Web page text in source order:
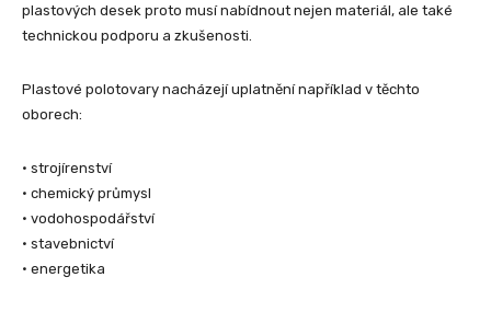
plastových desek proto musí nabídnout nejen materiál, ale také
technickou podporu a zkušenosti.
Plastové polotovary nacházejí uplatnění například v těchto
oborech:
• strojírenství
• chemický průmysl
• vodohospodářství
• stavebnictví
• energetika